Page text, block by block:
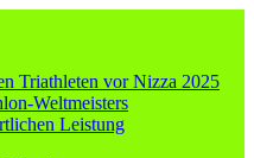
Triathleten vor Nizza 2025
Weltmeisters
Leistung